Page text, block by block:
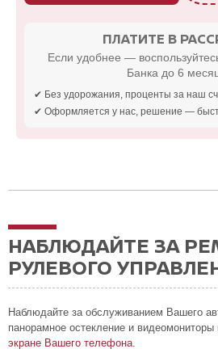
ПЛАТИТЕ В
Если удобнее —
Банка до 6
✔ Без удорожания, проценты за наш
✔ Оформляется у нас, решение —
НАБЛЮДАЙТЕ ЗА
РУЛЕВОГО
Наблюдайте за обслуживанием Вашего
панорамное остекление и
экране Вашего телефона.